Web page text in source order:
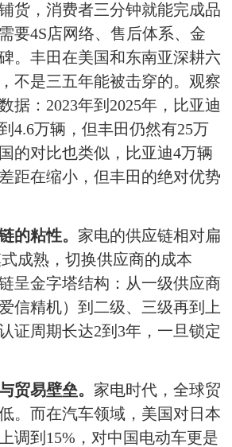
货，消费者三分钟就能完成品
要4S店网络、售后体系、金
。丰田在美国和东南亚深耕六
不是三五年能被击穿的。观察
据：2023年到2025年，比亚迪
4.6万辆，但丰田仍然有25万
的对比也类似，比亚迪4万辆
距在缩小，但丰田的绝对优势
的粘性。 家电的供应链相对扁
成熟，切换供应商的成本
呈金字塔结构：从一级供应商
信精机）到二级、三级再到上
证周期长达2到3年，一旦锁定
贸易壁垒。 家电时代，全球贸
。而在汽车领域，美国对日本
调到15%，对中国电动车更是